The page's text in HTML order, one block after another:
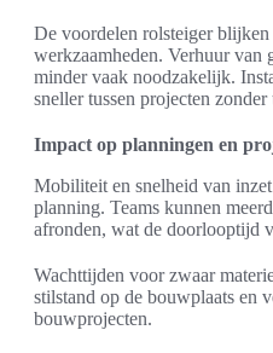
De voordelen rolsteiger
werkzaamheden. Verhuur van
minder vaak noodzakelijk.
sneller tussen projecten
Impact op planningen en
Mobiliteit en snelheid van
planning. Teams kunnen
afronden, wat de doorlooptijd
Wachttijden voor zwaar
stilstand op de bouwplaats en
bouwprojecten.